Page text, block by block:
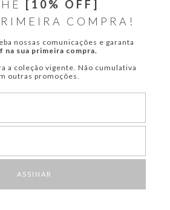
[10% OFF]
COMPRA!
nossas comunicações e garanta
na sua primeira compra.
a coleção vigente. Não cumulativa
outras promoções.
ASSINAR